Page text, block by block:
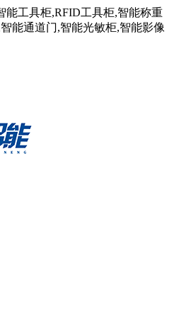
能工具柜,RFID工具柜,智能称重
能通道门,智能光敏柜,智能影像